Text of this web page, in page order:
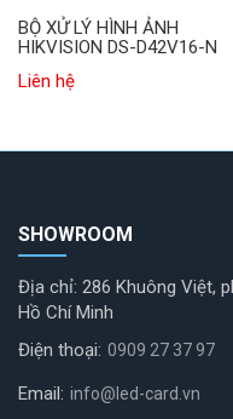
BỘ XỬ LÝ HÌNH ẢNH
HIKVISION DS-D42V16-N
Liên hệ
SHOWROOM
Địa chỉ: 286 Khuông Việt,
Hồ Chí Minh
Điện thoại: 0909 27 37 97
Email: info@led-card.vn